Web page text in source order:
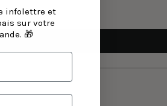
infolettre et
sur votre
🎁